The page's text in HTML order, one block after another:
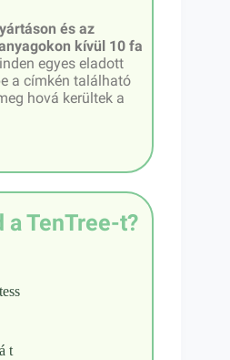
és az
kívül 10 fa
egyes eladott
a címkén található
hová kerültek a
TenTree-t?